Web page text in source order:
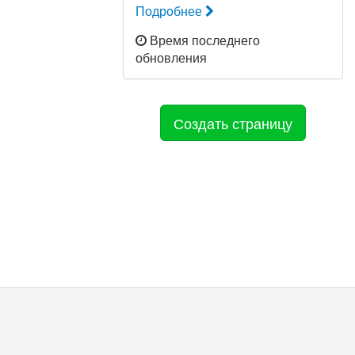
Подробнее
Время последнего
обновления
Создать страницу